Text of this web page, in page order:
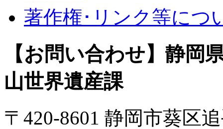
著作権･リンク等につ
【お問い合わせ】静岡
山世界遺産課
〒420-8601 静岡市葵区